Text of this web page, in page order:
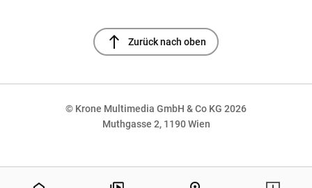
north Zurück nach oben
© Krone Multimedia GmbH & Co KG 2026
Muthgasse 2, 1190 Wien
NaN%